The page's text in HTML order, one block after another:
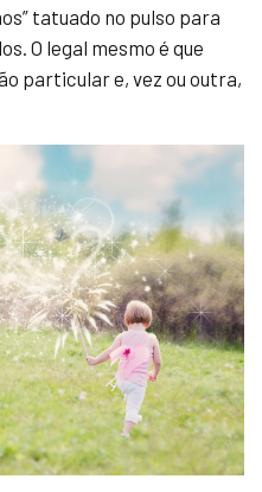
tatuado no pulso para
O legal mesmo é que
particular e, vez ou outra,